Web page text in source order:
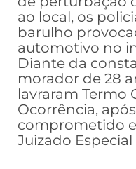
ao local, os
barulho
automotivo no
Diante da
morador de 28
lavraram Termo
Ocorrência,
comprometido
Juizado